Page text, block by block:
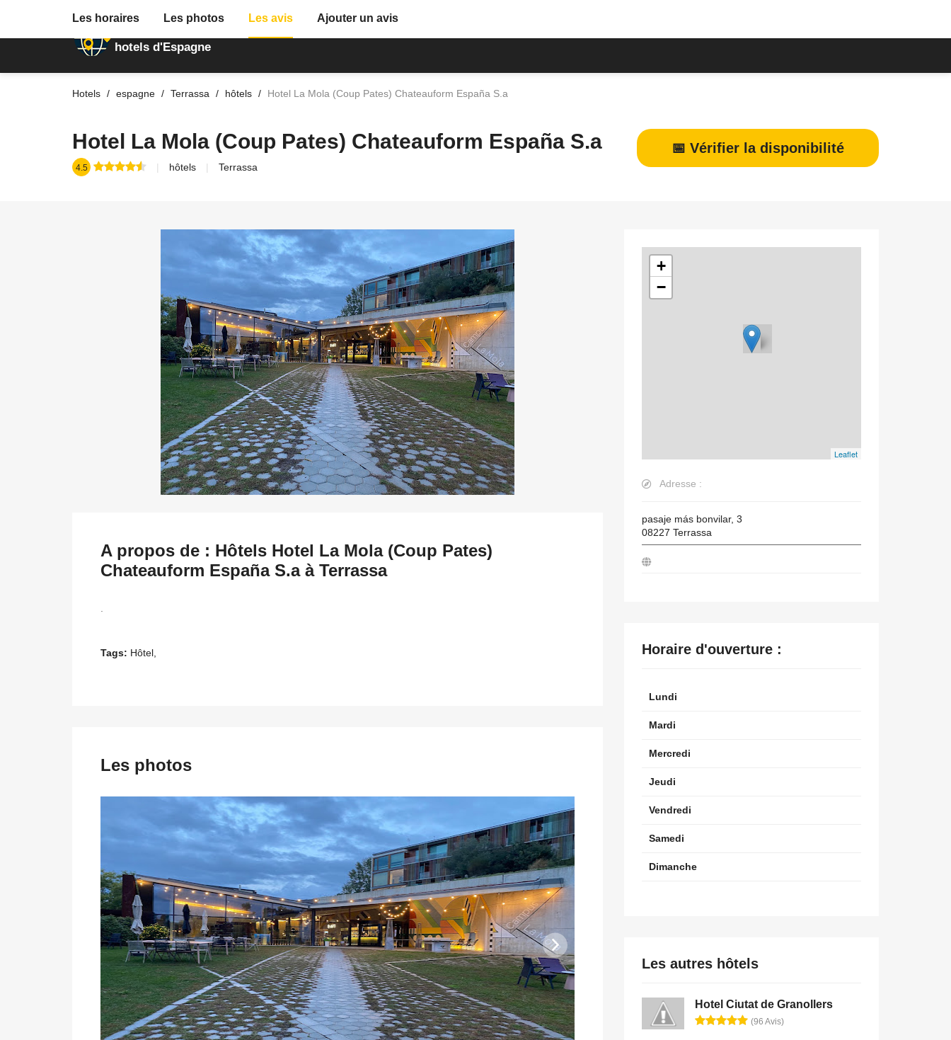
Annuaire des
hotels d'Espagne
Hotels espagne Terrassa hôtels Hotel La Mola (Coup Pates) Chateauform España S.a
Hotel La Mola (Coup Pates) Chateauform España S.a
4.5 hôtels Terrassa
📅 Vérifier la disponibilité
Les horaires Les photos Les avis Ajouter un avis
A propos de : Hôtels Hotel La Mola (Coup Pates)
Chateauform España S.a à Terrassa
Tags: Hôtel,
Les photos
+
−
Leaflet
Adresse :
pasaje más bonvilar, 3
08227 Terrassa
Horaire d'ouverture :
Lundi
Mardi
Mercredi
Jeudi
Vendredi
Samedi
Dimanche
Les autres hôtels
Hotel Ciutat de Granollers
(96 Avis)